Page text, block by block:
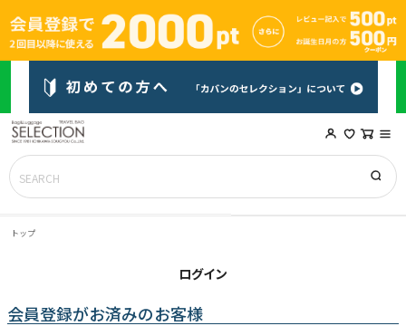
トップ
ログイン
会員登録がお済みのお客様